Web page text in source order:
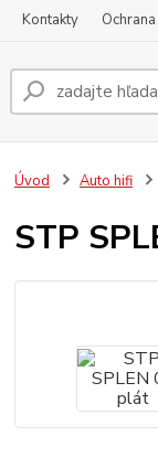
Kontakty
Úvod Auto hifi
STP